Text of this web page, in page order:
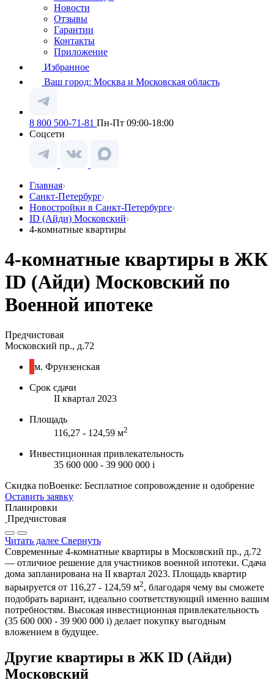
Новости
Отзывы
Гарантии
Контакты
Приложение
Избранное
Ваш город: Москва и Московская область
8 800 500-71-81 Пн-Пт 09:00-18:00
Соцсети
Главная
Санкт-Петербург
Новостройки в Санкт-Петербурге
ID (Айди) Московский
4-комнатные квартиры
4-комнатные квартиры в ЖК
ID (Айди) Московский по
Военной ипотеке
Предчистовая
Московский пр., д.72
м. Фрунзенская
Срок сдачи
II квартал 2023
Площадь
116,27 - 124,59 м2
Инвестиционная привлекательность
35 600 000 - 39 900 000 i
Скидка поВоенке: Бесплатное сопровождение и одобрение
Оставить заявку
Планировки
Предчистовая
Читать далее Свернуть
Современные 4-комнатные квартиры в Московский пр., д.72
— отличное решение для участников военной ипотеки. Сдача
дома запланирована на II квартал 2023. Площадь квартир
варьируется от 116,27 - 124,59 м2, благодаря чему вы сможете
подобрать вариант, идеально соответствующий именно вашим
потребностям. Высокая инвестиционная привлекательность
(35 600 000 - 39 900 000 i) делает покупку выгодным
вложением в будущее.
Другие квартиры в ЖК ID (Айди)
Московский